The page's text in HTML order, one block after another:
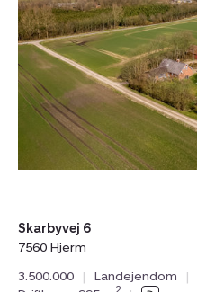
6,
7560
Hjerm
Skarbyvej 6
7560 Hjerm
3.500.000
| Landejendom |